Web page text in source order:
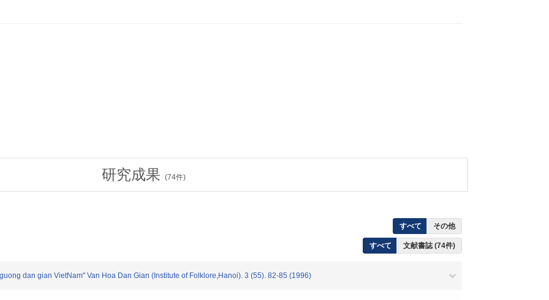
研究成果 (74件)
すべて その他
すべて 文献書誌 (74件)
dan gian VietNam" Van Hoa Dan Gian (Institute of Folklore,Hanoi). 3 (55). 82-85 (1996)